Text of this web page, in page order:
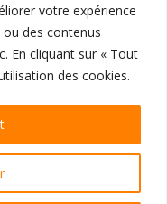
votre expérience
des contenus
En cliquant sur « Tout
des cookies.